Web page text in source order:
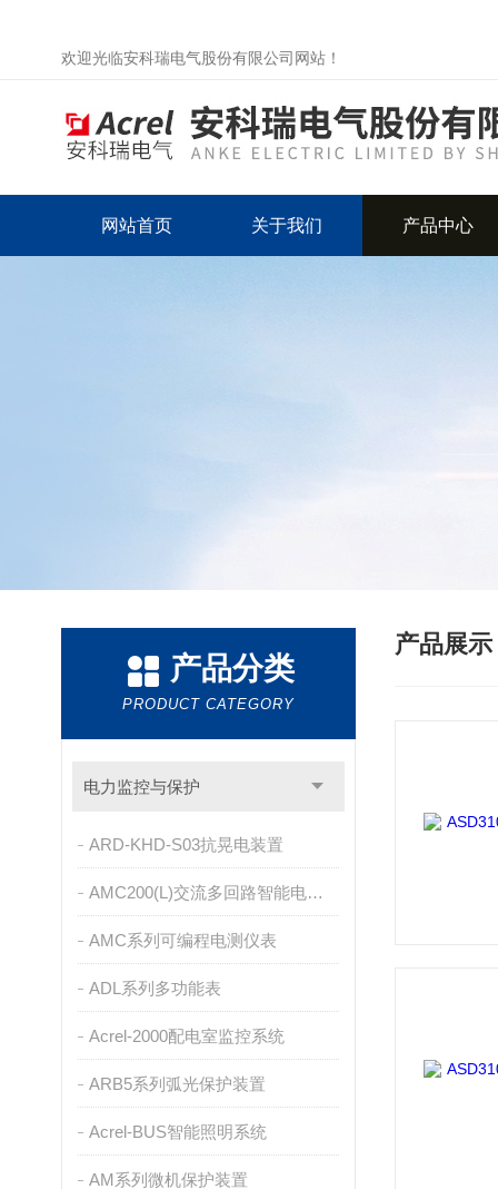
欢迎光临安科瑞电气股份有限公司网站！
网站首页 关于我们 产品中心
产品分类
PRODUCT CATEGORY
电力监控与保护
ARD-KHD-S03抗晃电装置
AMC200(L)交流多回路智能电量采集监控装置
AMC系列可编程电测仪表
ADL系列多功能表
Acrel-2000配电室监控系统
ARB5系列弧光保护装置
Acrel-BUS智能照明系统
AM系列微机保护装置
产品展示